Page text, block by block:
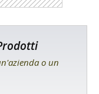
o un